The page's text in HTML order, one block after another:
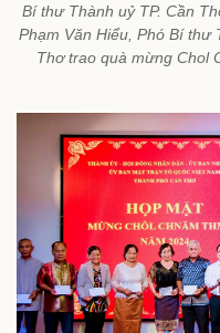
Bí thư Thành uỷ TP. Cần
Phạm Văn Hiểu, Phó Bí thư
Thơ trao quà mừng Chol